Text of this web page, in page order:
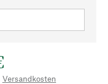
Versandkosten